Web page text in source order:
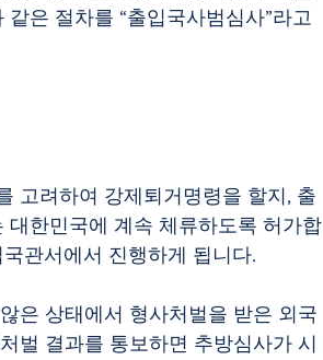
은 절차를 “출입국사범심사”라고
고려하여 강제퇴거명령을 할지, 출
한민국에 계속 체류하도록 허가합
관서에서 진행하게 됩니다.
은 상태에서 형사처벌을 받은 외국
벌 결과를 통보하면 추방심사가 시